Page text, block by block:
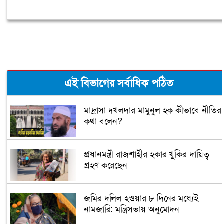
এই বিভাগের সর্বাধিক পঠিত
মাদ্রাসা দখলদার মামুনুল হক কীভাবে নীতির
কথা বলেন?
প্রধানমন্ত্রী রাজশাহীর হকার খুকির দায়িত্ব
গ্রহণ করেছেন
জমির দলিল হওয়ার ৮ দিনের মধ্যেই
নামজারি: মন্ত্রিসভায় অনুমোদন